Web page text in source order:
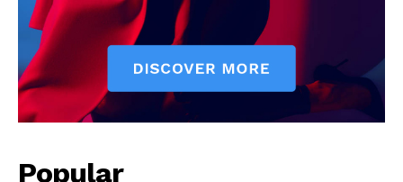
News Week
Magazine PRO
Popular